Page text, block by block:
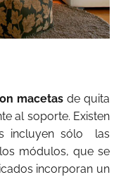
macetas de quita
al soporte. Existen
incluyen sólo las
módulos, que se
incorporan un